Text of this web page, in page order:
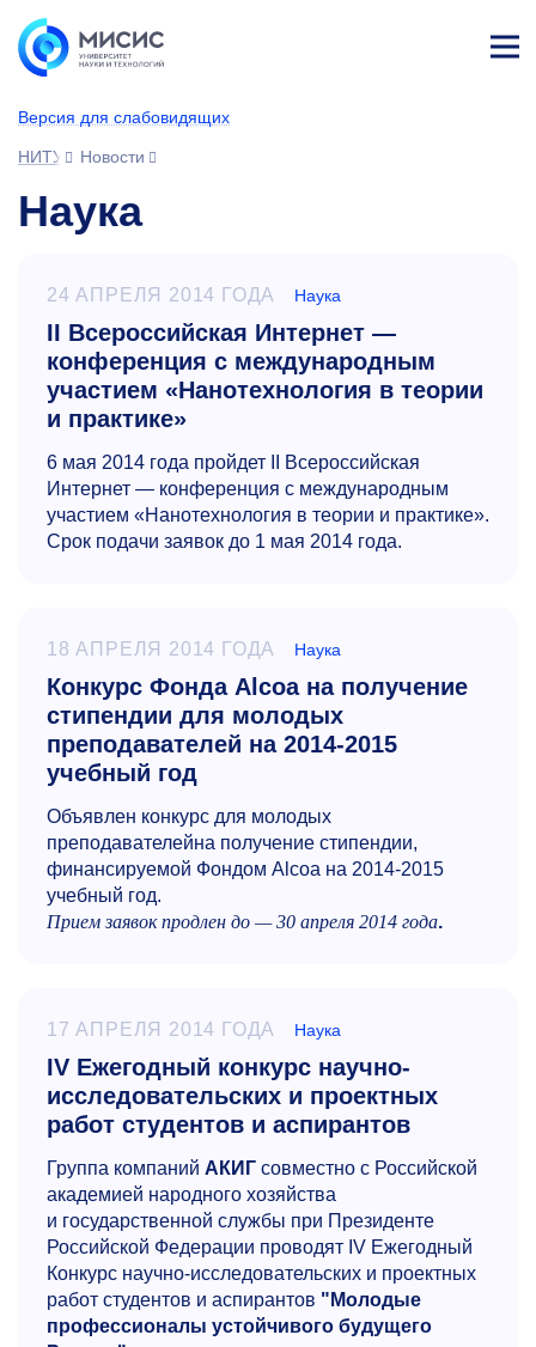
Версия для слабовидящих
НИТУ МИСИС
Новости
Наука
24 АПРЕЛЯ 2014 ГОДА Наука
II Всероссийская Интернет —
конференция с международным
участием «Нанотехнология в теории
и практике»
6 мая 2014 года пройдет II Всероссийская
Интернет — конференция с международным
участием «Нанотехнология в теории и практике».
Срок подачи заявок до 1 мая 2014 года.
18 АПРЕЛЯ 2014 ГОДА Наука
Конкурс Фонда Alcoa на получение
стипендии для молодых
преподавателей на 2014-2015
учебный год
Объявлен конкурс для молодых
преподавателейна получение стипендии,
финансируемой Фондом Alcoa на 2014-2015
учебный год.
Прием заявок продлен до — 30 апреля 2014 года.
17 АПРЕЛЯ 2014 ГОДА Наука
IV Ежегодный конкурс научно-
исследовательских и проектных
работ студентов и аспирантов
Группа компаний АКИГ совместно с Российской
академией народного хозяйства
и государственной службы при Президенте
Российской Федерации проводят IV Ежегодный
Конкурс научно-исследовательских и проектных
работ студентов и аспирантов "Молодые
профессионалы устойчивого будущего